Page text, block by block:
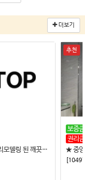
더보기
고깃집, 술집, 이자카야 추천, 16평 올리모델링 된 깨끗한 매장
추천
보증금
권리금
★ 중앙